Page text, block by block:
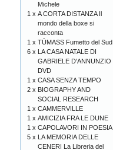
Michele
1 x A CORTA DISTANZA Il
mondo della boxe si
racconta
1 x TÙMASS Fumetto del Sud
6 x LA CASA NATALE DI
GABRIELE D'ANNUNZIO
DVD
1 x CASA SENZA TEMPO
2 x BIOGRAPHY AND
SOCIAL RESEARCH
1 x CAMMERVILLE
1 x AMICIZIA FRA LE DUNE
1 x CAPOLAVORI IN POESIA
5 x LA MEMORIA DELLE
CENERI La Libreria del